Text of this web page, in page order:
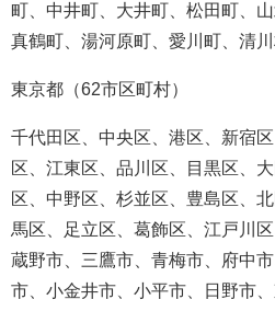
町、中井町、大井町、松田町、
真鶴町、湯河原町、愛川町、清
東京都（62市区町村）
千代田区、中央区、港区、新宿
区、江東区、品川区、目黒区、
区、中野区、杉並区、豊島区、
馬区、足立区、葛飾区、江戸川
蔵野市、三鷹市、青梅市、府中
市、小金井市、小平市、日野市